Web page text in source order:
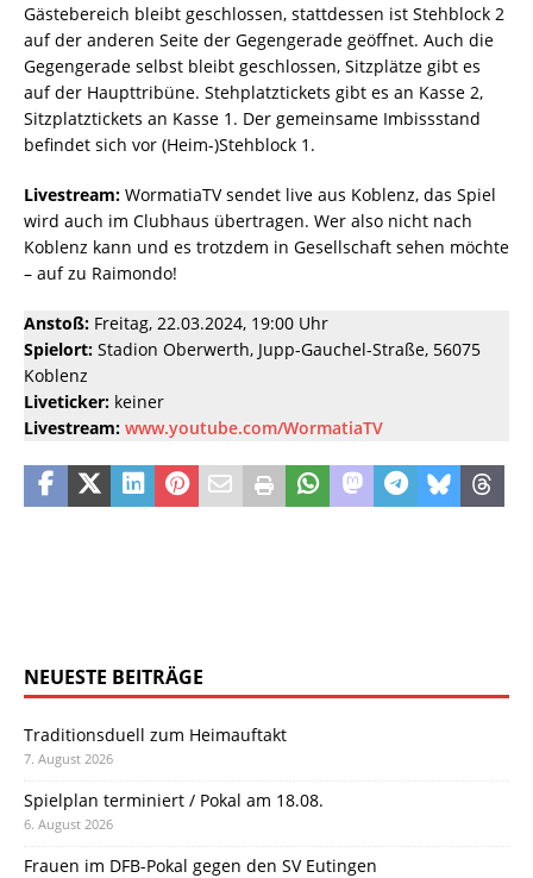
Gästebereich bleibt geschlossen, stattdessen ist Stehblock 2
auf der anderen Seite der Gegengerade geöffnet. Auch die
Gegengerade selbst bleibt geschlossen, Sitzplätze gibt es
auf der Haupttribüne. Stehplatztickets gibt es an Kasse 2,
Sitzplatztickets an Kasse 1. Der gemeinsame Imbissstand
befindet sich vor (Heim-)Stehblock 1.
Livestream: WormatiaTV sendet live aus Koblenz, das Spiel
wird auch im Clubhaus übertragen. Wer also nicht nach
Koblenz kann und es trotzdem in Gesellschaft sehen möchte
– auf zu Raimondo!
Anstoß: Freitag, 22.03.2024, 19:00 Uhr
Spielort: Stadion Oberwerth, Jupp-Gauchel-Straße, 56075
Koblenz
Liveticker: keiner
Livestream: www.youtube.com/WormatiaTV
NEUESTE BEITRÄGE
Traditionsduell zum Heimauftakt
7. August 2026
Spielplan terminiert / Pokal am 18.08.
6. August 2026
Frauen im DFB-Pokal gegen den SV Eutingen